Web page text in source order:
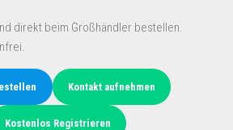
direkt beim Großhändler bestellen.
Kontakt aufnehmen
Kostenlos Registrieren